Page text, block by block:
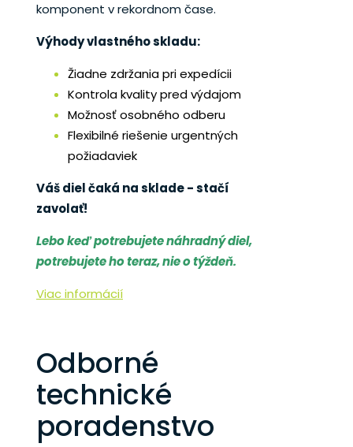
komponent v rekordnom čase.
Výhody vlastného skladu:
Žiadne zdržania pri expedícii
Kontrola kvality pred výdajom
Možnosť osobného odberu
Flexibilné riešenie urgentných
požiadaviek
Váš diel čaká na sklade - stačí
zavolať!
Lebo keď potrebujete náhradný diel,
potrebujete ho teraz, nie o týždeň.
Viac informácií
Odborné
technické
poradenstvo